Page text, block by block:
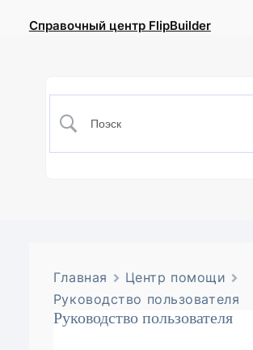
Справочный центр FlipBuilder
Главная
Центр помощи
Руководство пользователя
Руководство пользователя